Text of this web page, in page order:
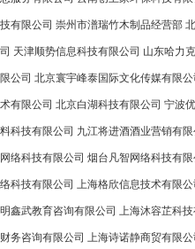
技有限公司 崇州市潽瑞竹木制品经营部
司 天津顺势信息科技有限公司 山东哈力
限公司 北京寰宇峰泰国际文化传媒有限公
术有限公司 北京白湖科技有限公司 宁波
料科技有限公司 九江将进酒酒业营销有限
网络科技有限公司 烟台凡智网络科技有限
络科技有限公司 上海格欣信息技术有限公
明鑫武教育咨询有限公司 上海沐容芷科技
财务咨询有限公司 上海诗诺静商贸有限公